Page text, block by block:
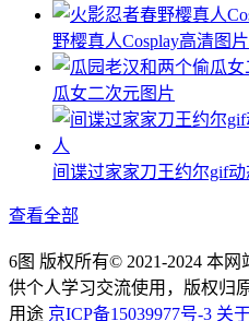
野樱真人Cosplay高清图
瓜女二次元图片
间谍过家家刀王约尔gif
查看全部
6图 版权所有© 2021-2024 本
供个人学习交流使用，版权归
用途 京ICP备15039977号-3 关